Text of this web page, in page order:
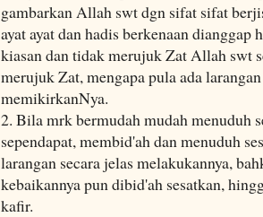
gambarkan Allah swt dgn sifat sifat
ayat ayat dan hadis berkenaan dianggap
kiasan dan tidak merujuk Zat Allah swt
merujuk Zat, mengapa pula ada
memikirkanNya.
2. Bila mrk bermudah mudah menuduh
sependapat, membid'ah dan menuduh
larangan secara jelas melakukannya,
kebaikannya pun dibid'ah sesatkan,
kafir.